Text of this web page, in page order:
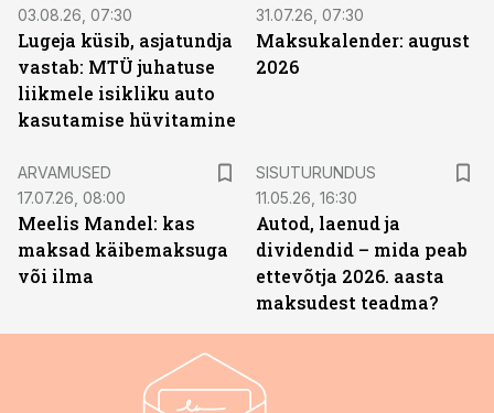
03.08.26, 07:30
Lugeja küsib, asjatundja
vastab: MTÜ juhatuse
liikmele isikliku auto
kasutamise hüvitamine
31.07.26, 07:30
Maksukalender: august
2026
ARVAMUSED
17.07.26, 08:00
Meelis Mandel: kas
maksad käibemaksuga
või ilma
SISUTURUNDUS
11.05.26, 16:30
Autod, laenud ja
dividendid – mida peab
ettevõtja 2026. aasta
maksudest teadma?